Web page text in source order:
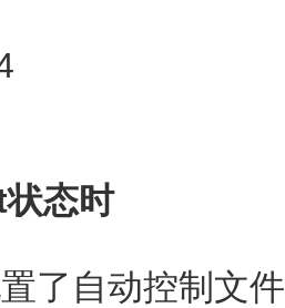
态时
了自动控制文